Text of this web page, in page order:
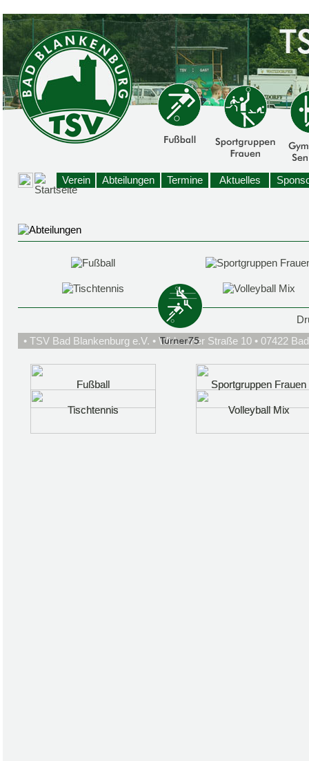
Verein Abteilungen Termine Aktuelles
Fußball
Fußball Sportgruppen Frauen
Sportgruppen Frauen
Tischtennis
Tischtennis Volleyball Mix
Volleyball Mix
• TSV Bad Blankenburg e.V. • Wirbacher Straße 10 • 07422